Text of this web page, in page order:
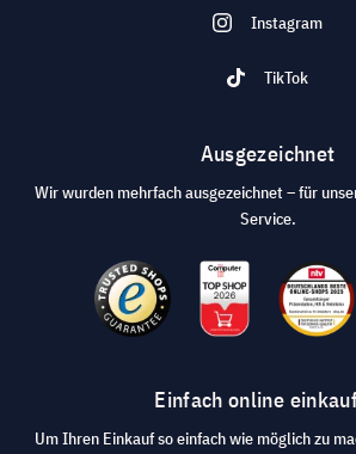
Instagram
TikTok
Ausgezeichnet
Wir wurden mehrfach ausgezeichnet – für
Service.
Einfach online
Um Ihren Einkauf so einfach wie möglich zu